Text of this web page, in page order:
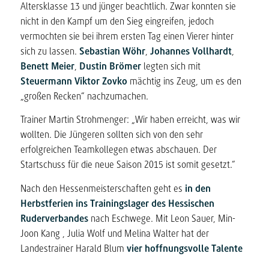
Altersklasse 13 und jünger beachtlich. Zwar konnten sie
nicht in den Kampf um den Sieg eingreifen, jedoch
vermochten sie bei ihrem ersten Tag einen Vierer hinter
sich zu lassen. Sebastian Wöhr, Johannes Vollhardt,
Benett Meier, Dustin Brömerlegten sich mit
Steuermann Viktor Zovkomächtig ins Zeug, um es den
„großen Recken“ nachzumachen.
Trainer Martin Strohmenger: „Wir haben erreicht, was wir
wollten. Die Jüngeren sollten sich von den sehr
erfolgreichen Teamkollegen etwas abschauen. Der
Startschuss für die neue Saison 2015 ist somit gesetzt.“
Nach den Hessenmeisterschaften geht es in den
Herbstferien ins Trainingslager des Hessischen
Ruderverbandesnach Eschwege. Mit Leon Sauer, Min-
Joon Kang , Julia Wolf und Melina Walter hat der
Landestrainer Harald Blum vier hoffnungsvolle Talente